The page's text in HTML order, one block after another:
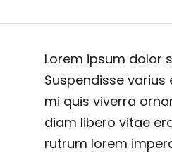
Lorem ipsum dolor
Suspendisse varius
mi quis viverra
diam libero vitae
rutrum lorem